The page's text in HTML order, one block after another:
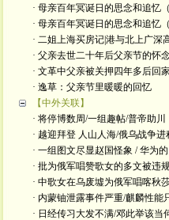
· 母亲百年冥诞日的思念和追忆
· 母亲百年冥诞日的思念和追忆
· 二姐上海买房记|港与北上广深
· 父亲去世二十年后父亲节的怀
· 文革中父亲被关押四年多后回家
· 逸草：父亲节里暖暖的回忆
【中外关联】
· 将停博数周/一组趣帖/普帝助川
· 越迎拜登 人山人海/俄乌战争进
· 一组图文尽显赵国怪象 / 华为的
· 批为俄军唱赞歌女的多文被违
· 中歌女在乌废墟为俄军唱喀秋
· 内蒙铀泄露事件严重/麒麟性能
· 日经传习大发不满/邓此举该当